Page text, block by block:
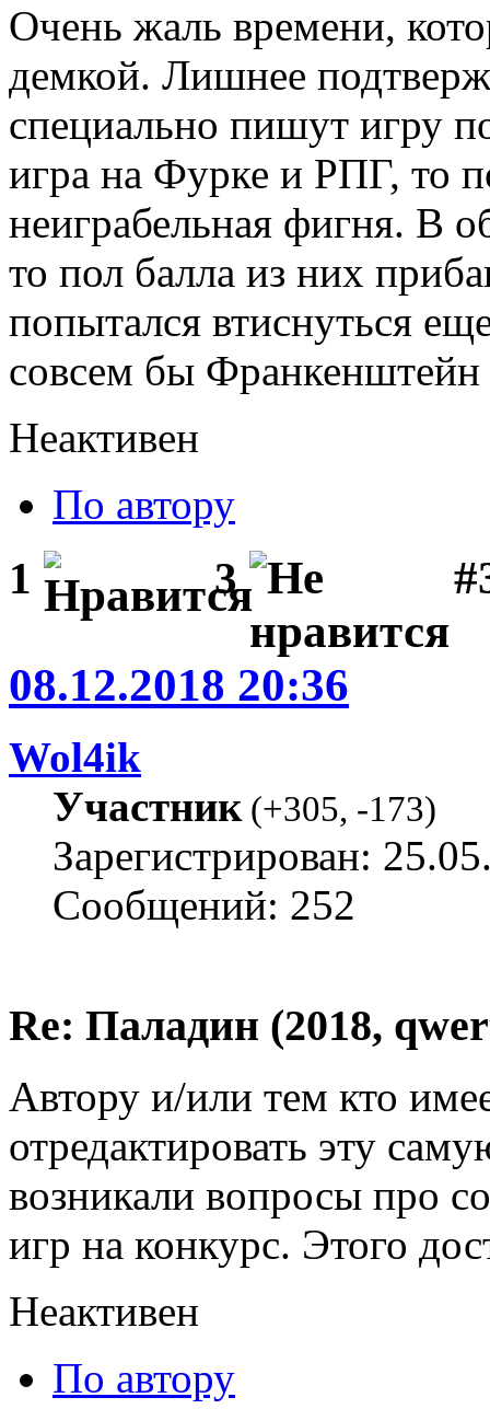
Очень жаль времени,
демкой. Лишнее
специально пишут игру
игра на Фурке и РПГ, то
неиграбельная фигня. В
то пол балла из них
попытался втиснуться
совсем бы Франкенштейн
Неактивен
По автору
1 3
08.12.2018 20:36
Wol4ik
Участник(+305, -173)
Зарегистрирован:
Сообщений: 252
Re: Паладин (2018,
Автору и/или тем кто
отредактировать эту
возникали вопросы про
игр на конкурс. Этого
Неактивен
По автору